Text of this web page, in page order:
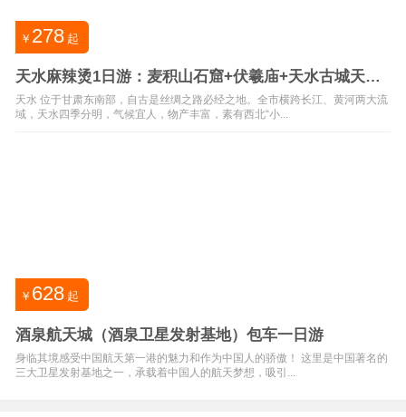
￥ 278 起
天水麻辣烫1日游：麦积山石窟+伏羲庙+天水古城天天
发
天水 位于甘肃东南部，自古是丝绸之路必经之地。全市横跨长江、黄河两大流
域，天水四季分明，气候宜人，物产丰富，素有西北“小...
￥ 628 起
酒泉航天城（酒泉卫星发射基地）包车一日游
身临其境感受中国航天第一港的魅力和作为中国人的骄傲！ 这里是中国著名的
三大卫星发射基地之一，承载着中国人的航天梦想，吸引...